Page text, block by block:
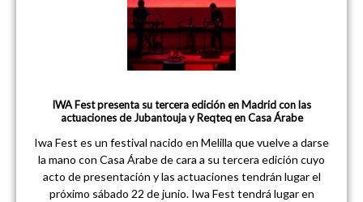
IWA Fest presenta su tercera edición en Madrid con las
actuaciones de Jubantouja y Reqteq en Casa Árabe
Iwa Fest es un festival nacido en Melilla que vuelve a darse
la mano con Casa Árabe de cara a su tercera edición cuyo
acto de presentación y las actuaciones tendrán lugar el
próximo sábado 22 de junio. Iwa Fest tendrá lugar en